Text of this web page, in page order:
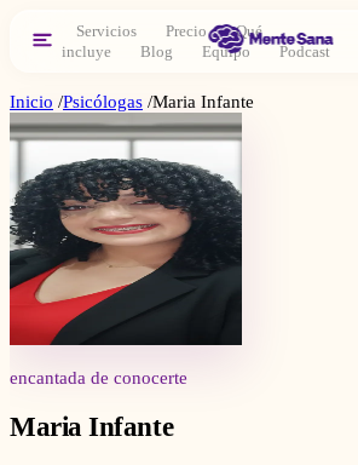
Servicios Precio
Qué
incluye
Blog Equipo Podcast
Inicio /Psicólogas /Maria Infante
encantada de conocerte
Maria Infante